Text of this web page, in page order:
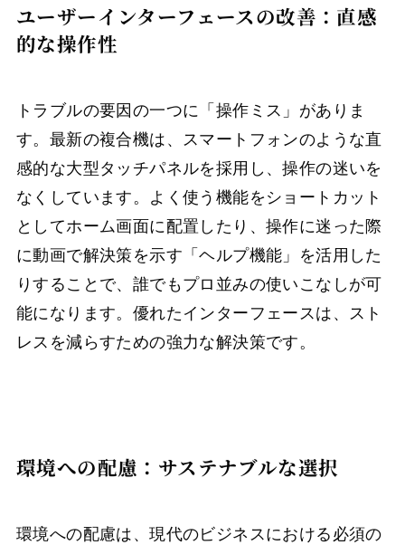
ユーザーインターフェースの改善：直感
的な操作性
トラブルの要因の一つに「操作ミス」がありま
す。最新の複合機は、スマートフォンのような直
感的な大型タッチパネルを採用し、操作の迷いを
なくしています。よく使う機能をショートカット
としてホーム画面に配置したり、操作に迷った際
に動画で解決策を示す「ヘルプ機能」を活用した
りすることで、誰でもプロ並みの使いこなしが可
能になります。優れたインターフェースは、スト
レスを減らすための強力な解決策です。
環境への配慮：サステナブルな選択
環境への配慮は、現代のビジネスにおける必須の